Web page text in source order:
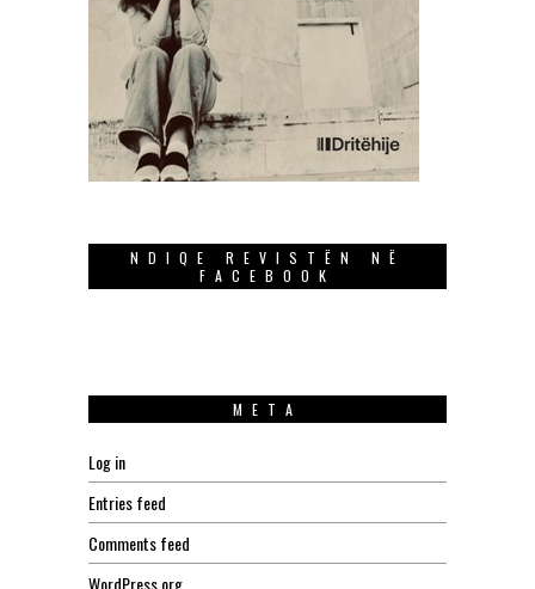
NDIQE REVISTËN NË
FACEBOOK
META
Log in
Entries feed
Comments feed